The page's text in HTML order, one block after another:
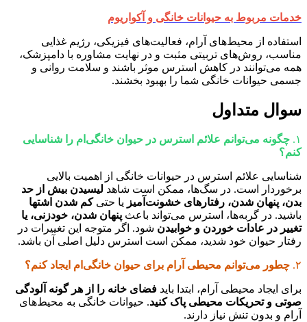
خدمات مربوط به حیوانات خانگی و آکواریوم
استفاده از محیط‌های آرام، فعالیت‌های فیزیکی، رژیم غذایی
مناسب، روش‌های تربیتی مثبت و در نهایت مشاوره با دامپزشک،
همه می‌توانند در کاهش استرس موثر باشند و سلامت روانی و
جسمی حیوانات خانگی شما را بهبود بخشند.
سوال متداول
۱. چگونه می‌توانم علائم استرس در حیوان خانگی‌ام را شناسایی
کنم؟
شناسایی علائم استرس در حیوانات خانگی از اهمیت بالایی
برخوردار است. در سگ‌ها، ممکن است شاهد لیسیدن بیش از حد
بدن، پنهان شدن، رفتارهای خشونت‌آمیز یا حتیکم شدن اشتها
باشید. در گربه‌ها، استرس می‌تواند باعث پنهان شدن، خودزنی، یا
تغییر در عادات خوردن و خوابیدن شود. اگر متوجه این تغییرات در
رفتار حیوان خود شدید، ممکن است استرس دلیل اصلی آن باشد.
۲. چطور می‌توانم محیطی آرام برای حیوان خانگی‌ام ایجاد کنم؟
برای ایجاد محیطی آرام، ابتدا باید فضای خانه را از هر گونه آلودگی
صوتی و تحریکات محیطی پاک کنید. حیوانات خانگی به محیط‌های
آرام و بدون تنش نیاز دارند.